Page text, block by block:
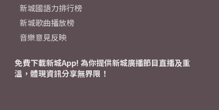
新城國語力排行榜
新城歌曲播放榜
音樂意見反映
免費下載新城App! 為你提供新城廣播節目直播及重
溫，體現資訊分享無界限！